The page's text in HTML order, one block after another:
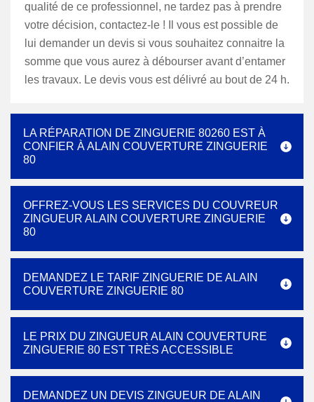
qualité de ce professionnel, ne tardez pas à prendre
votre décision, contactez-le ! Il vous est possible de
lui demander un devis si vous souhaitez connaitre la
somme que vous aurez à débourser avant d’entamer
les travaux. Le devis vous est délivré au bout de 24 h.
LA RÉPARATION DE ZINGUERIE 80260 EST À
CONFIER À ALAIN COUVERTURE ZINGUERIE
80
OFFREZ-VOUS LES SERVICES DU COUVREUR
ZINGUEUR ALAIN COUVERTURE ZINGUERIE
80
DEMANDEZ LE TARIF ZINGUERIE DE ALAIN
COUVERTURE ZINGUERIE 80
LE PRIX DU ZINGUEUR ALAIN COUVERTURE
ZINGUERIE 80 EST TRÈS ACCESSIBLE
DEMANDEZ UN DEVIS ZINGUEUR DE ALAIN